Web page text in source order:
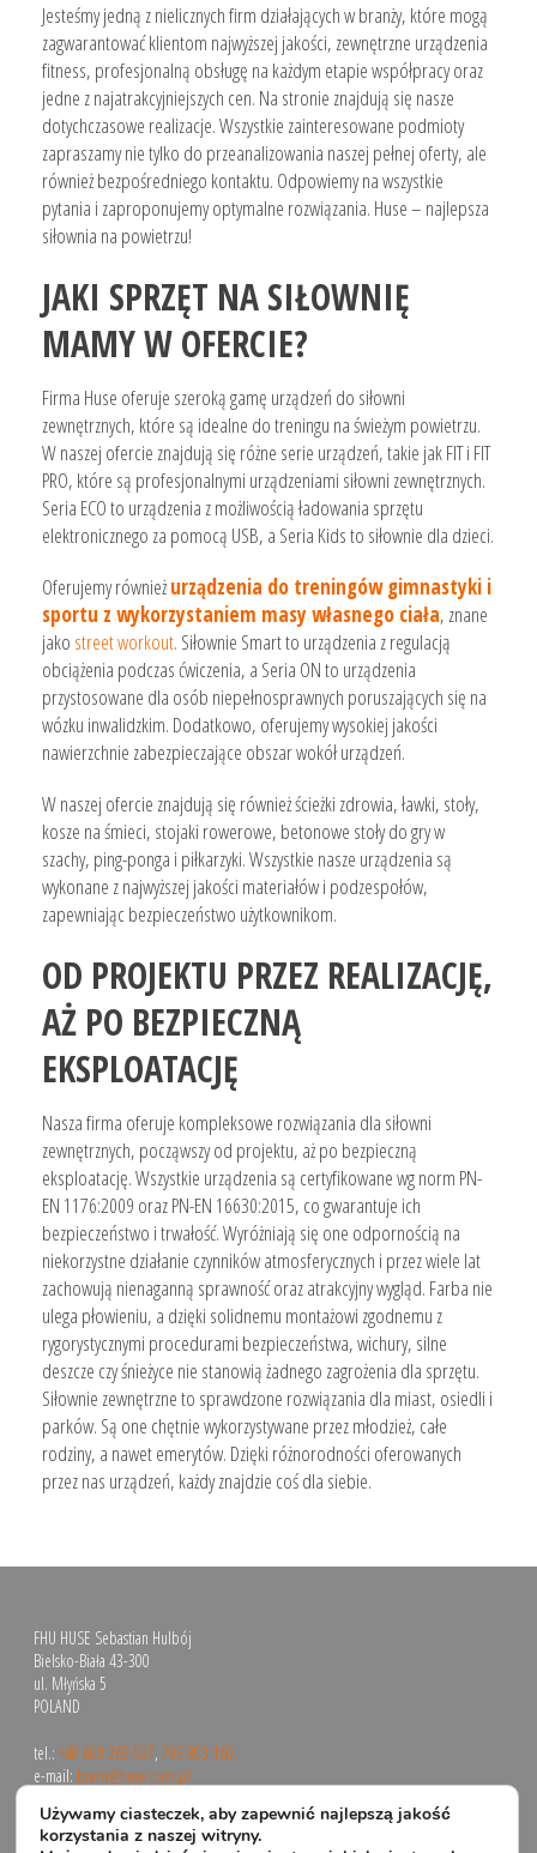
Jesteśmy jedną z nielicznych firm działających w branży, które mogą
zagwarantować klientom najwyższej jakości, zewnętrzne urządzenia
fitness, profesjonalną obsługę na każdym etapie współpracy oraz
jedne z najatrakcyjniejszych cen. Na stronie znajdują się nasze
dotychczasowe realizacje. Wszystkie zainteresowane podmioty
zapraszamy nie tylko do przeanalizowania naszej pełnej oferty, ale
również bezpośredniego kontaktu. Odpowiemy na wszystkie
pytania i zaproponujemy optymalne rozwiązania. Huse – najlepsza
siłownia na powietrzu!
JAKI SPRZĘT NA SIŁOWNIĘ
MAMY W OFERCIE?
Firma Huse oferuje szeroką gamę urządzeń do siłowni
zewnętrznych, które są idealne do treningu na świeżym powietrzu.
W naszej ofercie znajdują się różne serie urządzeń, takie jak FIT i FIT
PRO, które są profesjonalnymi urządzeniami siłowni zewnętrznych.
Seria ECO to urządzenia z możliwością ładowania sprzętu
elektronicznego za pomocą USB, a Seria Kids to siłownie dla dzieci.
Oferujemy równieżurządzenia do treningów gimnastyki i
sportu z wykorzystaniem masy własnego ciała, znane
jako street workout. Siłownie Smart to urządzenia z regulacją
obciążenia podczas ćwiczenia, a Seria ON to urządzenia
przystosowane dla osób niepełnosprawnych poruszających się na
wózku inwalidzkim. Dodatkowo, oferujemy wysokiej jakości
nawierzchnie zabezpieczające obszar wokół urządzeń.
W naszej ofercie znajdują się również ścieżki zdrowia, ławki, stoły,
kosze na śmieci, stojaki rowerowe, betonowe stoły do gry w
szachy, ping-ponga i piłkarzyki. Wszystkie nasze urządzenia są
wykonane z najwyższej jakości materiałów i podzespołów,
zapewniając bezpieczeństwo użytkownikom.
OD PROJEKTU PRZEZ REALIZACJĘ,
AŻ PO BEZPIECZNĄ
EKSPLOATACJĘ
Nasza firma oferuje kompleksowe rozwiązania dla siłowni
zewnętrznych, począwszy od projektu, aż po bezpieczną
eksploatację. Wszystkie urządzenia są certyfikowane wg norm PN-
EN 1176:2009 oraz PN-EN 16630:2015, co gwarantuje ich
bezpieczeństwo i trwałość. Wyróżniają się one odpornością na
niekorzystne działanie czynników atmosferycznych i przez wiele lat
zachowują nienaganną sprawność oraz atrakcyjny wygląd. Farba nie
ulega płowieniu, a dzięki solidnemu montażowi zgodnemu z
rygorystycznymi procedurami bezpieczeństwa, wichury, silne
deszcze czy śnieżyce nie stanowią żadnego zagrożenia dla sprzętu.
Siłownie zewnętrzne to sprawdzone rozwiązania dla miast, osiedli i
parków. Są one chętnie wykorzystywane przez młodzież, całe
rodziny, a nawet emerytów. Dzięki różnorodności oferowanych
przez nas urządzeń, każdy znajdzie coś dla siebie.
FHU HUSE Sebastian Hulbój
Bielsko-Biała 43-300
ul. Młyńska 5
POLAND
tel.:+48 600 269 537,793 803 160
e-mail: biuro@huse.com.pl
Używamy ciasteczek, aby zapewnić najlepszą jakość
korzystania z naszej witryny.